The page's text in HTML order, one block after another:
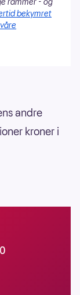
bekymret
andre
kroner i